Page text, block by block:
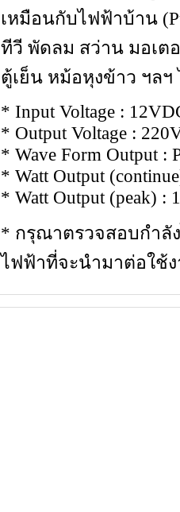
เหมือนกับไฟฟ้าบ้าน
ทีวี พัดลม สว่าน มอเต
ตู้เย็น หม้อหุงข้าว ฯล
* Input Voltage :
* Output Voltage :
* Wave Form Output :
* Watt Output
* Watt Output (peak) :
* กรุณาตรวจสอบกำลั
ไฟฟ้าที่จะนำมาต่อใช้